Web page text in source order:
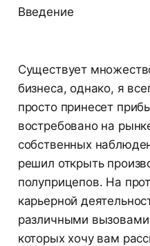
Введение
Существует
бизнеса, однако, я
просто принесет
востребовано на
собственных
решил открыть
полуприцепов. На
карьерной
различными
которых хочу вам